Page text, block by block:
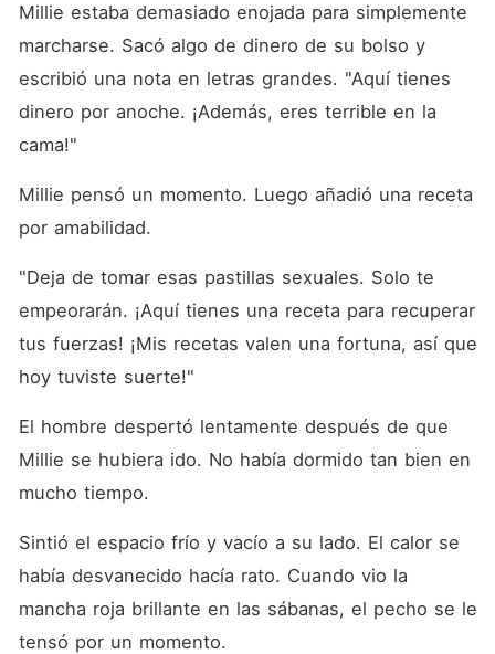
Millie estaba demasiado enojada para simplemente
marcharse. Sacó algo de dinero de su bolso y
escribió una nota en letras grandes. "Aquí tienes
dinero por anoche. ¡Además, eres terrible en la
cama!"
Millie pensó un momento. Luego añadió una receta
por amabilidad.
"Deja de tomar esas pastillas sexuales. Solo te
empeorarán. ¡Aquí tienes una receta para recuperar
tus fuerzas! ¡Mis recetas valen una fortuna, así que
hoy tuviste suerte!"
El hombre despertó lentamente después de que
Millie se hubiera ido. No había dormido tan bien en
mucho tiempo.
Sintió el espacio frío y vacío a su lado. El calor se
había desvanecido hacía rato. Cuando vio la
mancha roja brillante en las sábanas, el pecho se le
tensó por un momento.